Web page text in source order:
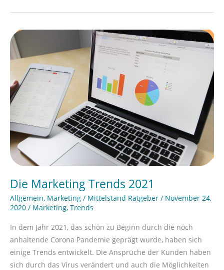
Die Marketing Trends 2021
Allgemein, Marketing / Mittelstand Ratgeber / November 24,
2020 / Marketing, Trends
In dem Jahr 2021, das schon zu Beginn durch die noch
anhaltende Corona Pandemie geprägt wurde, haben sich
einige Trends entwickelt. Die Ansprüche der Kunden haben
sich durch das Virus verändert und auch die Möglichkeiten
Die
Marketing
Trends
2021